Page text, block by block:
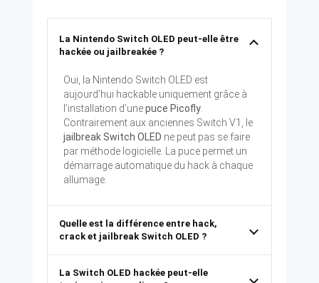
La Nintendo Switch OLED peut-elle être
hackée ou jailbreakée ?
Oui, la Nintendo Switch OLED est
aujourd’hui hackable uniquement grâce à
l’installation d’unepuce Picofly
Contrairement aux anciennes Switch V1, le
jailbreak Switch OLED ne peut pas se faire
par méthode logicielle. La puce permet un
démarrage automatique du hack à chaque
allumage.
Quelle est la différence entre hack,
crack et jailbreak Switch OLED ?
La Switch OLED hackée peut-elle